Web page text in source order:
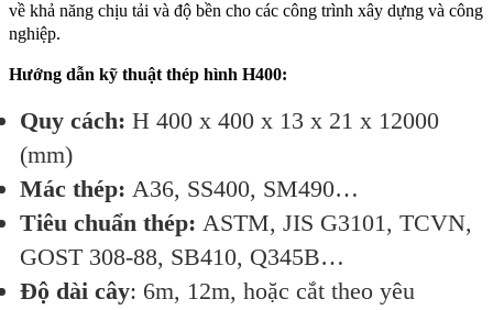
về khả năng chịu tải và độ bền cho các công trình xây dựng và công
nghiệp.
Hướng dẫn kỹ thuật thép hình H400:
Quy cách: H 400 x 400 x 13 x 21 x 12000
(mm)
Mác thép: A36, SS400, SM490…
Tiêu chuẩn thép: ASTM, JIS G3101, TCVN,
GOST 308-88, SB410, Q345B…
Độ dài cây: 6m, 12m, hoặc cắt theo yêu